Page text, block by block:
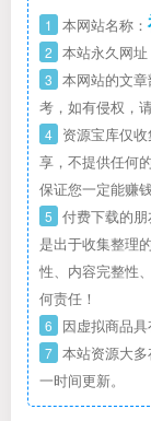
1 本网站名称：
2 本站永久网址
3 本网站的文
考，如有侵权，
4 资源宝库仅
享，不提供任何
保证您一定能赚
5 付费下载的
是出于收集整理
性、内容完整性
何责任！
6 因虚拟商品具
7 本站资源大
一时间更新。